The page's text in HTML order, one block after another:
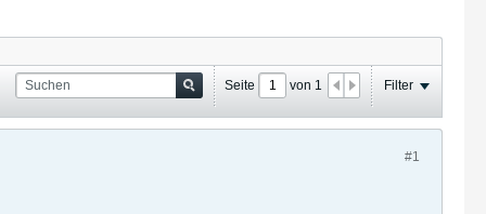
Seite von 1 Filter
#1